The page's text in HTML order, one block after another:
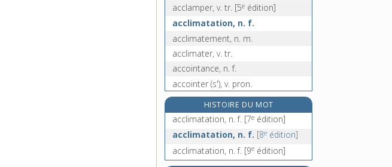
acclamper, v. tr. [5e édition]
acclimatation, n. f.
acclimatement, n. m.
acclimater, v. tr.
accointance, n. f.
accointer (s'), v. pron.
accoisement, n. m.[5eédition]
accoiser, v. tr.[5eédition]
accolade, n. f.
accolage, n. m.
accolement, n. m.
HISTOIRE DU MOT
acclimatation, n. f. [7e édition]
acclimatation, n. f. [8e édition]
acclimatation, n. f. [9e édition]